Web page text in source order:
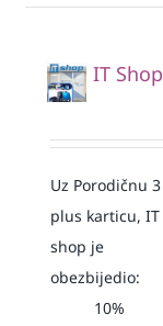
IT Shop
Uz Porodičnu 3
plus karticu, IT
shop je
obezbijedio:
10%